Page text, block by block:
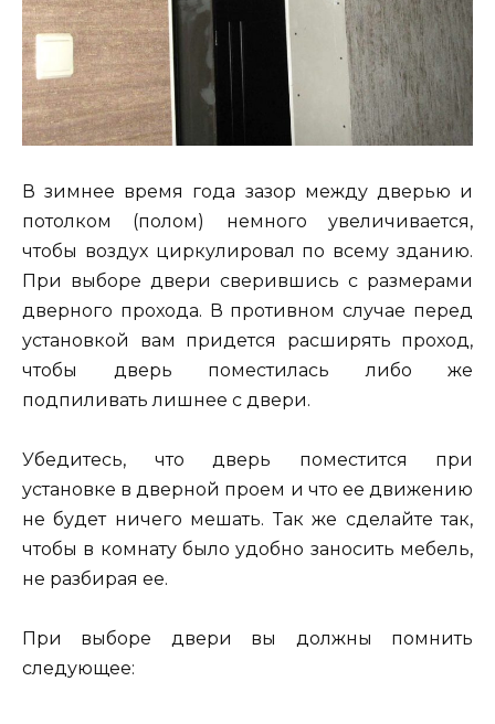
В зимнее время года зазор между дверью и
потолком (полом) немного увеличивается,
чтобы воздух циркулировал по всему зданию.
При выборе двери сверившись с размерами
дверного прохода. В противном случае перед
установкой вам придется расширять проход,
чтобы дверь поместилась либо же
подпиливать лишнее с двери.
Убедитесь, что дверь поместится при
установке в дверной проем и что ее движению
не будет ничего мешать. Так же сделайте так,
чтобы в комнату было удобно заносить мебель,
не разбирая ее.
При выборе двери вы должны помнить
следующее: